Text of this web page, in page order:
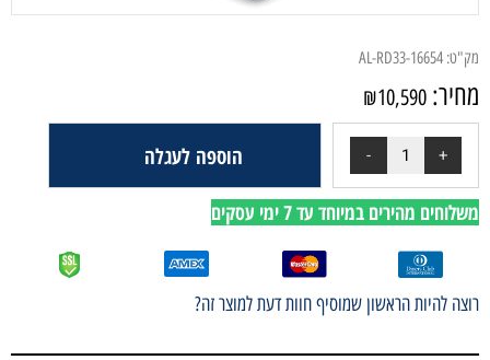
מק"ט: AL-RD33-16654
מחיר: ₪10,590
הוספה לעגלה
משלוחים מהירים במיוחד עד 7 ימי עסקים
רוצה להיות הראשון שמוסיף חוות דעת למוצר זה?